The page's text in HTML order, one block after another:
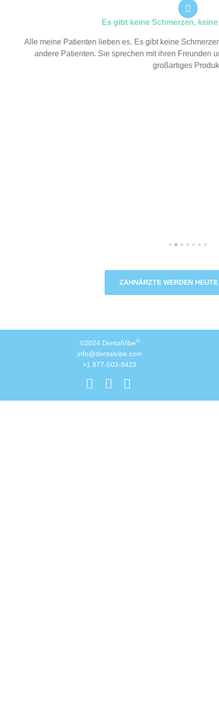
Es gibt keine Schmerzen,
Alle meine Patienten lieben es. Es gibt keine
andere Patienten. Sie sprechen mit ihren Freunden
großartiges
ZAHNÄRZTE WERDEN
©2024 DentalVibe®
info@dentalvibe.com
+1 877-503-8423